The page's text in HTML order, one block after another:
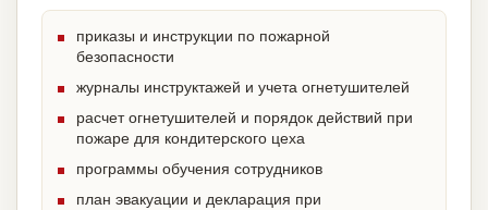
приказы и инструкции по пожарной
безопасности
журналы инструктажей и учета огнетушителей
расчет огнетушителей и порядок действий при
пожаре для кондитерского цеха
программы обучения сотрудников
план эвакуации и декларация при